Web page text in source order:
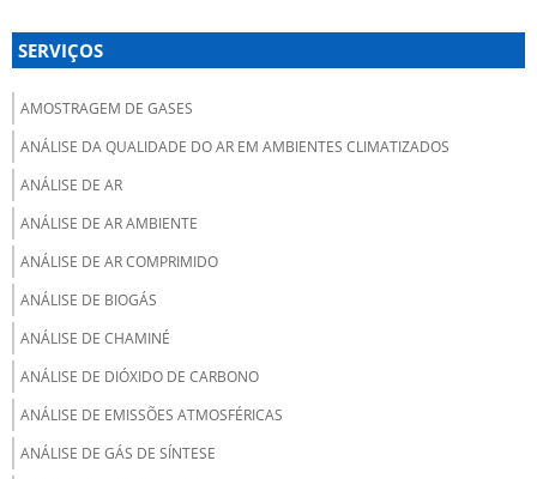
SERVIÇOS
AMOSTRAGEM DE GASES
ANÁLISE DA QUALIDADE DO AR EM AMBIENTES CLIMATIZADOS
ANÁLISE DE AR
ANÁLISE DE AR AMBIENTE
ANÁLISE DE AR COMPRIMIDO
ANÁLISE DE BIOGÁS
ANÁLISE DE CHAMINÉ
ANÁLISE DE DIÓXIDO DE CARBONO
ANÁLISE DE EMISSÕES ATMOSFÉRICAS
ANÁLISE DE GÁS DE SÍNTESE